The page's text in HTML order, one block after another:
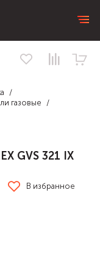
газовые
GVS 321 IX
В избранное